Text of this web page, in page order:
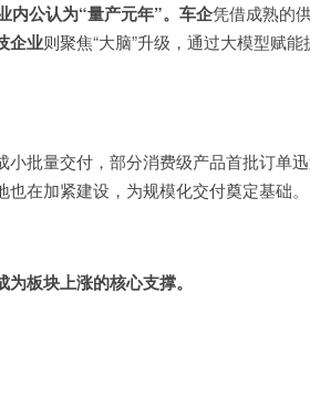
内公认为“量产元年”。车企凭借成熟的
企业则聚焦“大脑”升级，通过大模型赋
批量交付，部分消费级产品首批订单
在加紧建设，为规模化交付奠定基础。
板块上涨的核心支撑。